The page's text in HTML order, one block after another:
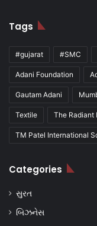
Tags
#gujarat #SMC
Adani Foundation
Gautam Adani
Textile The Radiant
TM Patel International
Categories
સુરત
બિઝનેસ